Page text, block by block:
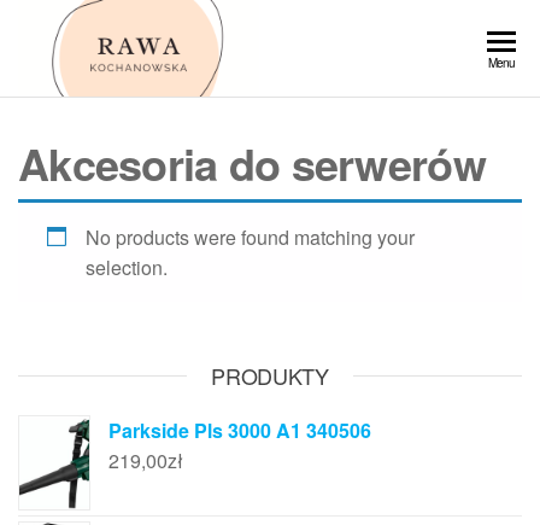
Przejdź
Menu
Akcesoria do serwerów
No products were found matching your
selection.
PRODUKTY
Parkside Pls 3000 A1 340506
219,00zł